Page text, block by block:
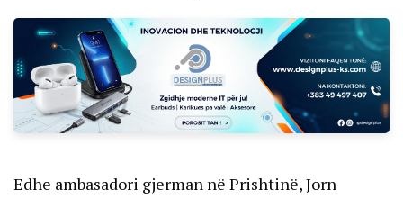
Edhe ambasadori gjerman në Prishtinë, Jorn